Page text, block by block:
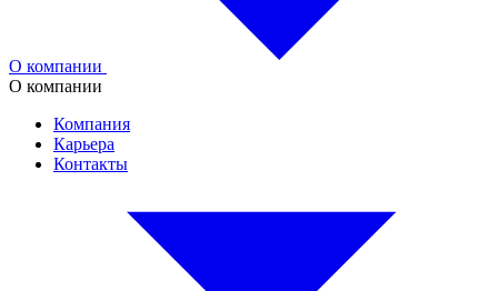
О компании
О компании
Компания
Карьера
Контакты